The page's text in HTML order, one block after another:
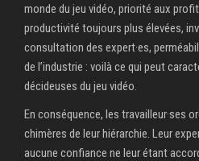
monde du jeu vidéo, priorité aux
productivité toujours plus élevées,
consultation des expert·es,
de l’industrie : voilà ce qui peut
décideuses du jeu vidéo.
En conséquence, les travailleur·ses
chimères de leur hiérarchie. Leur
aucune confiance ne leur étant